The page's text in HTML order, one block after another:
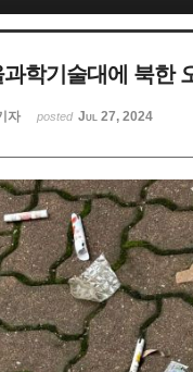
학기술대에 북한
자 posted Jul 27, 2024
스케
스케